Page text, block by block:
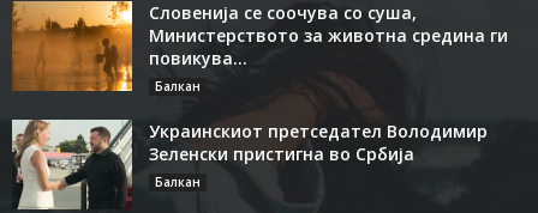
Словенија се соочува со суша,
Министерството за животна средина ги
повикува...
Балкан
Украинскиот претседател Володимир
Зеленски пристигна во Србија
Балкан